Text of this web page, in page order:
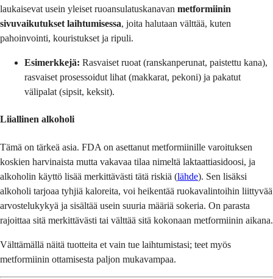
laukaisevat usein yleiset ruoansulatuskanavan metformiinin
sivuvaikutukset laihtumisessa, joita halutaan välttää, kuten
pahoinvointi, kouristukset ja ripuli.
Esimerkkejä: Rasvaiset ruoat (ranskanperunat, paistettu kana),
rasvaiset prosessoidut lihat (makkarat, pekoni) ja pakatut
välipalat (sipsit, keksit).
Liiallinen alkoholi
Tämä on tärkeä asia. FDA on asettanut metformiinille varoituksen
koskien harvinaista mutta vakavaa tilaa nimeltä laktaattiasidoosi, ja
alkoholin käyttö lisää merkittävästi tätä riskiä (lähde). Sen lisäksi
alkoholi tarjoaa tyhjiä kaloreita, voi heikentää ruokavalintoihin liittyvää
arvostelukykyä ja sisältää usein suuria määriä sokeria. On parasta
rajoittaa sitä merkittävästi tai välttää sitä kokonaan metformiinin aikana.
Välttämällä näitä tuotteita et vain tue laihtumistasi; teet myös
metformiinin ottamisesta paljon mukavampaa.